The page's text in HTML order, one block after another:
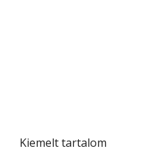
Kiemelt tartalom